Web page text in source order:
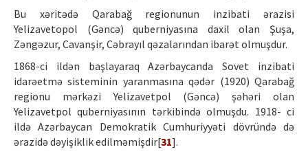
Bu xəritədə Qarabağ regionunun inzibati ərazisi
Yelizavetopol (Gəncə) quberniyasına daxil olan Şuşa,
Zəngəzur, Cavanşir, Cəbrayıl qəzalarından ibarət olmuşdur.
1868-ci ildən başlayaraq Azərbaycanda Sovet inzibati
idarəetmə sisteminin yaranmasına qədər (1920) Qarabağ
regionu mərkəzi Yelizavetpol (Gəncə) şəhəri olan
Yelizavetpol quberniyasının tərkibində olmuşdu. 1918- ci
ildə Azərbaycan Demokratik Cumhuriyyəti dövründə də
ərazidə dəyişiklik edilməmişdir[31].